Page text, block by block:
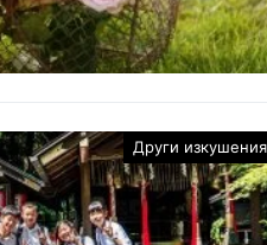
Други изкушения